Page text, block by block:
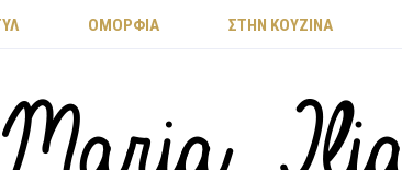
ΟΜΟΡΦΙΑ ΣΤΗΝ ΚΟΥΖΙΝΑ